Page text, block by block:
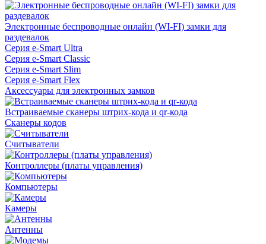
Электронные беспроводные онлайн (WI-FI) замки для
раздевалок
Серия e-Smart Ultra
Серия e-Smart Classic
Серия e-Smart Slim
Серия e-Smart Flex
Аксессуары для электронных замков
Встраиваемые сканеры штрих-кода и qr-кода
Сканеры кодов
Считыватели
Контроллеры (платы управления)
Компьютеры
Камеры
Антенны